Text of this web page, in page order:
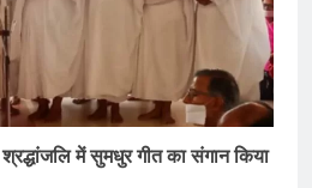
में सुमधुर गीत का संगान किया